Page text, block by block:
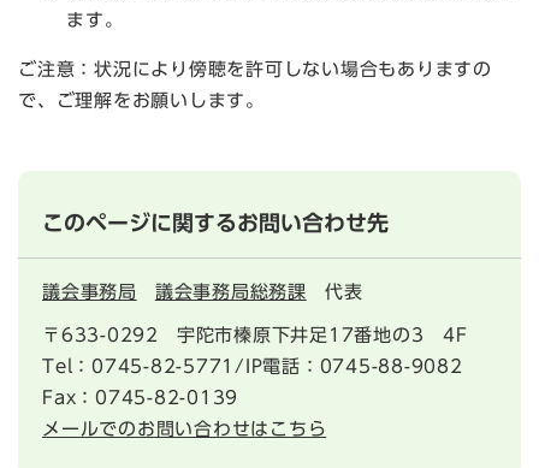
ます。
ご注意：状況により傍聴を許可しない場合もありますの
で、ご理解をお願いします。
このページに関するお問い合わせ先
議会事務局 議会事務局総務課 代表
〒633-0292
宇陀市榛原下井足17番地の3 4F
Tel：0745-82-5771/IP電話：0745-88-9082
Fax：0745-82-0139
メールでのお問い合わせはこちら